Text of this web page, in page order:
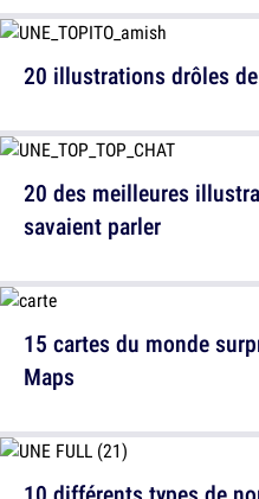
20 des meilleures
savaient parler
20 illustrations drôles
15 cartes du monde
Maps